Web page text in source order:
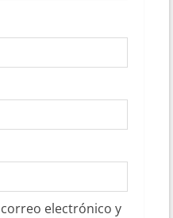
electrónico y